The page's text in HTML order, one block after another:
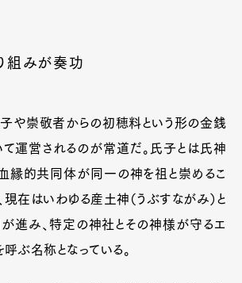
組みが奏功
や崇敬者からの初穂料という形の金銭
運営されるのが常道だ。氏子とは氏神
縁的共同体が同一の神を祖と崇めるこ
現在はいわゆる産土神（うぶすながみ）と
進み、特定の神社とその神様が守るエ
ぶ名称となっている。